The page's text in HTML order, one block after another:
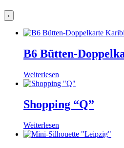
‹
B6 Bütten-
Weiterlesen
Shopping “Q”
Weiterlesen